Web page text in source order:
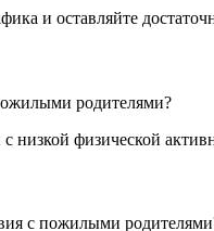
и оставляйте
родителями?
низкой физической
с пожилыми